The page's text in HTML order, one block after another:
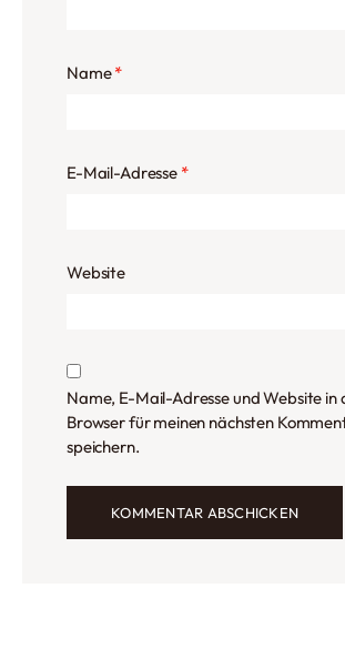
Name*
E-Mail-Adresse *
Website
Name, E-Mail-Adresse und Website in
Browser für meinen nächsten
speichern.